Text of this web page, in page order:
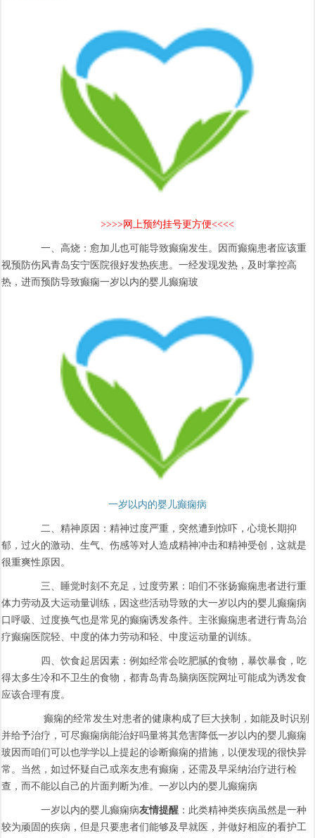
>>>>网上预约挂号更方便<<<<
一、高烧：愈加儿也可能导致癫痫发生。因而癫痫患者应该重
视预防伤风青岛安宁医院很好发热疾患。一经发现发热，及时掌控高
热，进而预防导致癫痫一岁以内的婴儿癫痫玻
一岁以内的婴儿癫痫病
二、精神原因：精神过度严重，突然遭到惊吓，心境长期抑
郁，过火的激动、生气、伤感等对人造成精神冲击和精神受创，这就是
很重爽性原因。
三、睡觉时刻不充足，过度劳累：咱们不张扬癫痫患者进行重
体力劳动及大运动量训练，因这些活动导致的大一岁以内的婴儿癫痫病
口呼吸、过度换气也是常见的癫痫诱发条件。主张癫痫患者进行青岛治
疗癫痫医院轻、中度的体力劳动和轻、中度运动量的训练。
四、饮食起居因素：例如经常会吃肥腻的食物，暴饮暴食，吃
得太多生冷和不卫生的食物，都青岛青岛脑病医院网址可能成为诱发食
应该合理有度。
癫痫的经常发生对患者的健康构成了巨大挟制，如能及时识别
并给予治疗，可尽癫痫病能治好吗量将其危害降低一岁以内的婴儿癫痫
玻因而咱们可以也学学以上提起的诊断癫痫的措施，以便发现的很快异
常。当然，如过怀疑自己或亲友患有癫痫，还需及早采纳治疗进行检
查，而不能以自己的片面判断为准。一岁以内的婴儿癫痫病
一岁以内的婴儿癫痫病友情提醒 ：此类精神类疾病虽然是一种
较为顽固的疾病，但是只要患者们能够及早就医，并做好相应的看护工